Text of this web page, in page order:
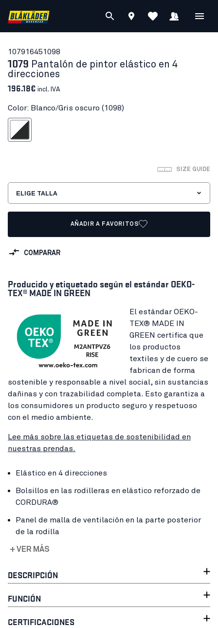
107916451098
1079 Pantalón de pintor elástico en 4
direcciones
196.18€ incl. IVA
Color: Blanco/Gris oscuro (1098)
Gris oscuro
SIZE GUIDE
ELIGE TALLA
AÑADIR A FAVORITOS
COMPARAR
Producido y etiquetado según el estándar OEKO-
TEX® MADE IN GREEN
El estándar OEKO-
TEX® MADE IN
GREEN certifica que
los productos
textiles y de cuero se
fabrican de forma
sostenible y responsable a nivel social, sin sustancias
dañinas y con trazabilidad completa. Esto garantiza a
los consumidores un producto seguro y respetuoso
con el medio ambiente.
Lee más sobre las etiquetas de sostenibilidad en
nuestras prendas.
Elástico en 4 direcciones
Bolsillos en las rodilleras en elástico reforzado de
CORDURA®
Panel de malla de ventilación en la parte posterior
de la rodilla
+ VER MÁS
DESCRIPCIÓN
FUNCIÓN
CERTIFICACIONES